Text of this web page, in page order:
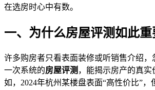
在选房时心中有数。
一、为什么房屋评测如此重
许多购房者只看表面装修或听销售介绍，
一次系统的房屋评测 ，能揭示房产的真实
如，2024年杭州某楼盘表面“高性价比”，